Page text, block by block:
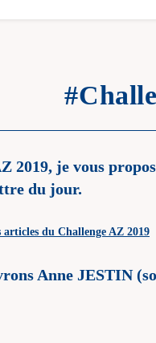
2019, je vous
du jour.
articles du Challenge AZ 2019
Anne JESTIN